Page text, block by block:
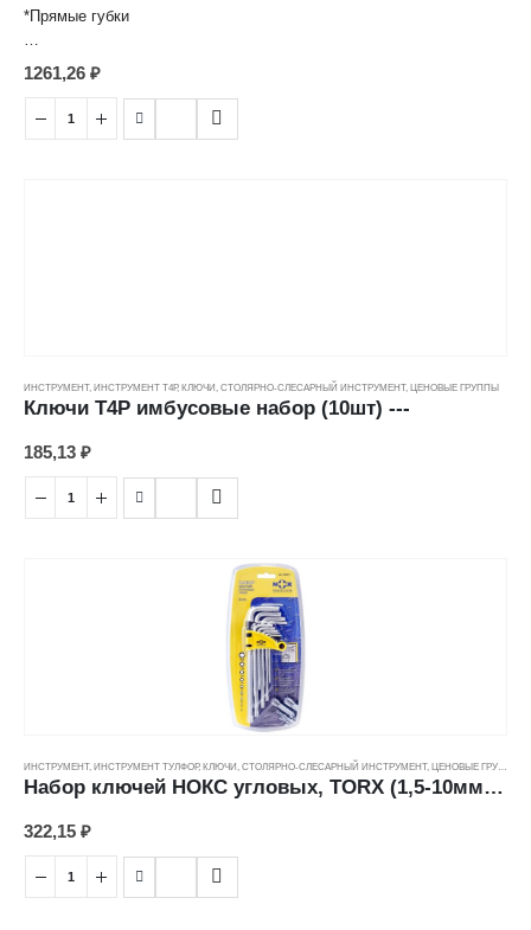
*Прямые губки
-Применяется для проведения работ с водопроводными, газовыми
и иными трубами , а также с метрическим крепежом больших
размеров и форм.
1261,26 ₽
ИНСТРУМЕНТ, ИНСТРУМЕНТ Т4Р, КЛЮЧИ СТОЛЯРНО-СЛЕСАРНЫЙ ИНСТРУМЕНТ, ЦЕНОВЫЕ ГРУППЫ
Ключи Т4Р имбусовые набор (10шт) ---
185,13 ₽
ИНСТРУМЕНТ, ИНСТРУМЕНТ ТУЛФОР, КЛЮЧИ СТОЛЯРНО-СЛЕСАРНЫЙ ИНСТРУМЕНТ, ЦЕНОВЫЕ ГРУППЫ
Набор ключей НОКС угловых, TORX (1,5-10мм/9 шт)
322,15 ₽